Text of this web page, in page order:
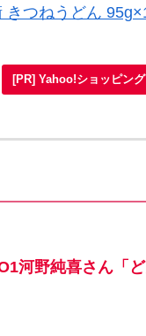
きつねうどん
[PR] Yahoo!ショッピング
河野純喜さん「ど